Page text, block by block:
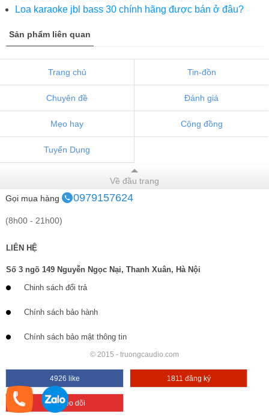
Loa karaoke jbl bass 30 chính hãng được bán ở đâu?
Sản phẩm liên quan
Trang chủ Tin-đồn
Chuyên đề Đánh giá
Mẹo hay Cộng đồng
Tuyển Dụng
Về đầu trang
Gọi mua hàng
0979157624
(8h00 - 21h00)
LIÊN HỆ
Số 3 ngõ 149 Nguyễn Ngọc Nại, Thanh Xuân, Hà Nội
Chinh sách đổi trả
Chính sách bảo hành
Chính sách bảo mật thông tin
© 2015 - truongcaudio.com
4926 like 1811 đăng ký
663 theo dõi